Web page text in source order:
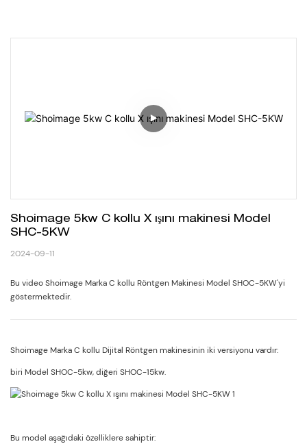
Shoimage 5kw C kollu X ışını makinesi Model
SHC-5KW
2024-09-11
Bu video Shoimage Marka C kollu Röntgen Makinesi Model SHOC-5KW'yi
göstermektedir.
Shoimage Marka C kollu Dijital Röntgen makinesinin iki versiyonu vardır:
biri Model SHOC-5kw, diğeri SHOC-15kw.
Bu model aşağıdaki özelliklere sahiptir: